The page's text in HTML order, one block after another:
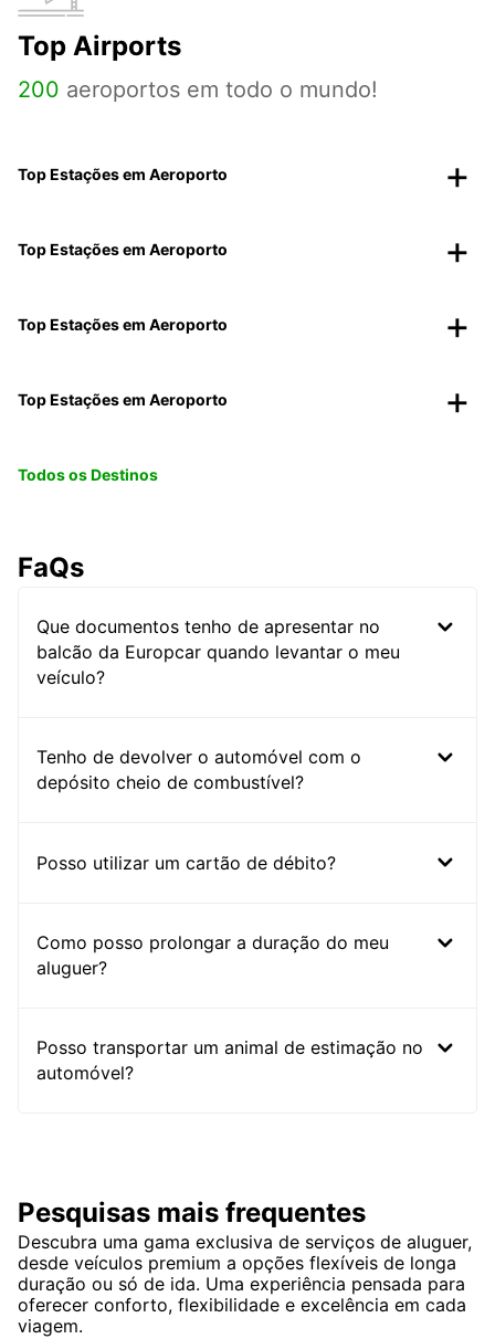
Top Airports
200 aeroportos em todo o mundo!
Top Estações em Aeroporto
Top Estações em Aeroporto
Top Estações em Aeroporto
Top Estações em Aeroporto
Todos os Destinos
FaQs
Que documentos tenho de apresentar no
balcão da Europcar quando levantar o meu
veículo?
Tenho de devolver o automóvel com o
depósito cheio de combustível?
Posso utilizar um cartão de débito?
Como posso prolongar a duração do meu
aluguer?
Posso transportar um animal de estimação no
automóvel?
Pesquisas mais frequentes
Descubra uma gama exclusiva de serviços de aluguer,
desde veículos premium a opções flexíveis de longa
duração ou só de ida. Uma experiência pensada para
oferecer conforto, flexibilidade e excelência em cada
viagem.